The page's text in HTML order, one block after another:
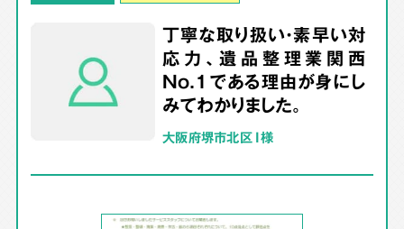
丁寧な取り扱い・素早い対
応力、遺品整理業関西
No.1である理由が身にし
みてわかりました。
大阪府堺市北区 I様